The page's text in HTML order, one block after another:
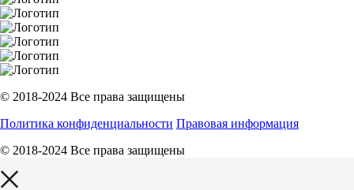
© 2018-2024 Все права защищены
Политика конфиденциальности Правовая информация
© 2018-2024 Все права защищены